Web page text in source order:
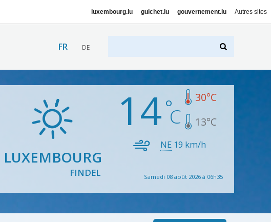
luxembourg.lu guichet.lu gouvernement.lu Autres sites
FR DE
LUXEMBOURG
FINDEL
14 30°C
13°C
NE 19 km/h
Samedi 08 août 2026 à 06h35